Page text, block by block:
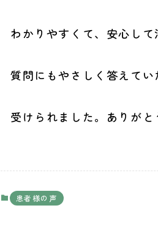
わかりやすくて、安心して
質問にもやさしく答えて
受けられました。ありがと
患者様の声